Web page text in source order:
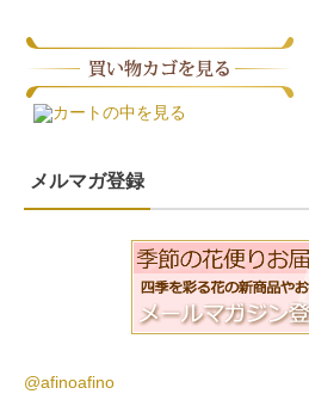
カートの中を見る
メルマガ登録
@afinoafino